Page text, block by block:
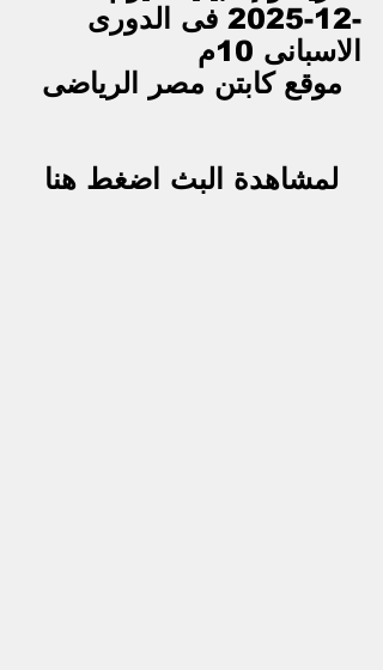
-12-2025 فى الدورى
الاسبانى 10م
موقع كابتن مصر الرياضى
لمشاهدة البث اضغط هنا